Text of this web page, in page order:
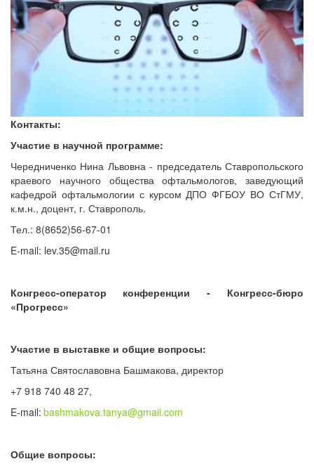
Контакты:
Участие в научной программе:
Чередниченко Нина Львовна - председатель Ставропольского
краевого научного общества офтальмологов, заведующий
кафедрой офтальмологии с курсом ДПО ФГБОУ ВО СтГМУ,
к.м.н., доцент, г. Ставрополь.
Тел.: 8(8652)56-67-01
E-mail: lev.35@mail.ru
Конгресс-оператор конференции - Конгресс-бюро
«Прогресс»
Участие в выставке и общие вопросы:
Татьяна Святославовна Башмакова, директор
+7 918 740 48 27,
E-mail:bashmakova.tanya@gmail.com
Общие вопросы: